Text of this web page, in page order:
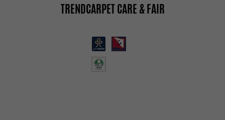
TRENDCARPET CARE & FAIR